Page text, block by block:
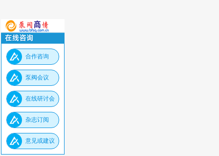
合作咨询
泵阀会议
在线研讨会
杂志订阅
意见或建议